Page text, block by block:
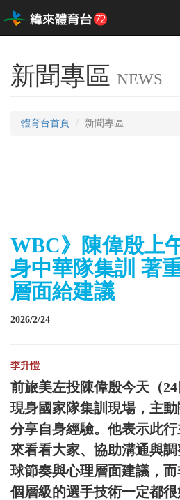
新聞專區 NEWS
體育台首頁 新聞專區
WBC》陳偉殷上
身中華隊集訓 著
層面給建議
2026/2/24
李升愷
前旅美左投陳偉殷今天（
現身國家隊集訓現場，主
分享自身經驗。他表示此
來看看大家、協助溝通與
球節奏與心理層面建議，
個層級的選手技術一定都很